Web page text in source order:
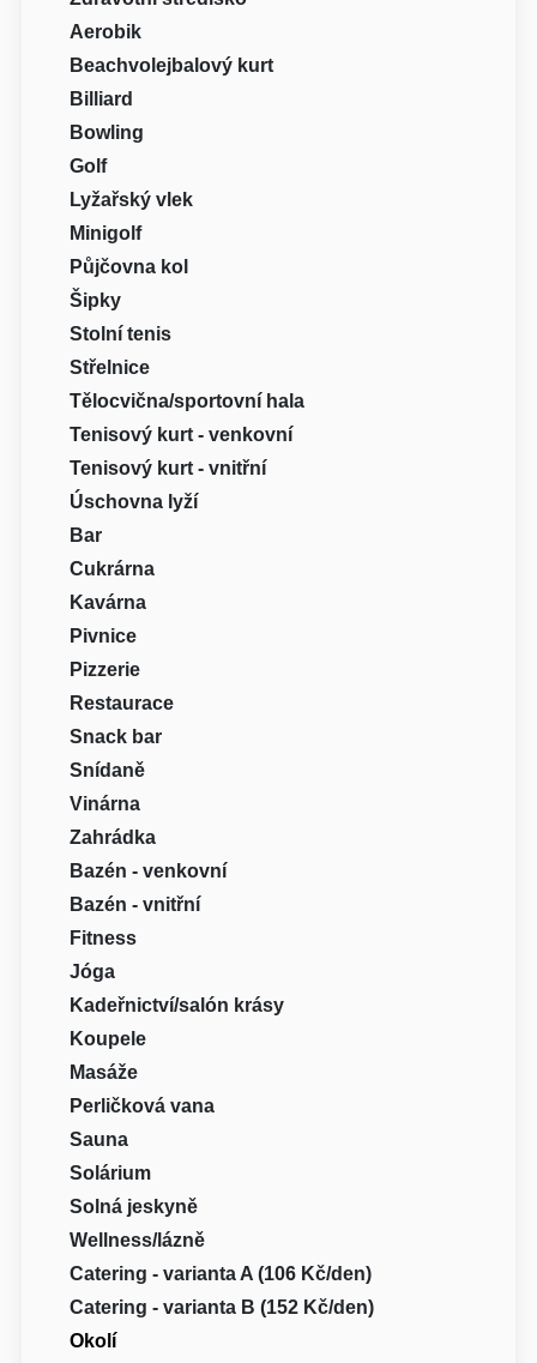
Aerobik
Beachvolejbalový kurt
Billiard
Bowling
Golf
Lyžařský vlek
Minigolf
Půjčovna kol
Šipky
Stolní tenis
Střelnice
Tělocvična/sportovní hala
Tenisový kurt - venkovní
Tenisový kurt - vnitřní
Úschovna lyží
Bar
Cukrárna
Kavárna
Pivnice
Pizzerie
Restaurace
Snack bar
Snídaně
Vinárna
Zahrádka
Bazén - venkovní
Bazén - vnitřní
Fitness
Jóga
Kadeřnictví/salón krásy
Koupele
Masáže
Perličková vana
Sauna
Solárium
Solná jeskyně
Wellness/lázně
Catering - varianta A (106 Kč/den)
Catering - varianta B (152 Kč/den)
Okolí